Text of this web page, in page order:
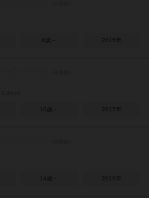
8歳～ 2015年
10歳～ 2017年
14歳～ 2016年